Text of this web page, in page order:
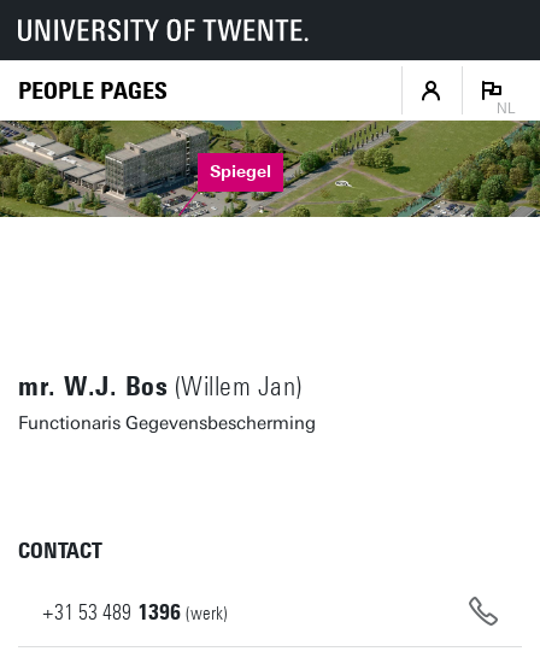
PEOPLE PAGES
NL
Spiegel
mr. W.J. Bos (Willem Jan)
Functionaris Gegevensbescherming
CONTACT
+31 53 489 1396 (werk)